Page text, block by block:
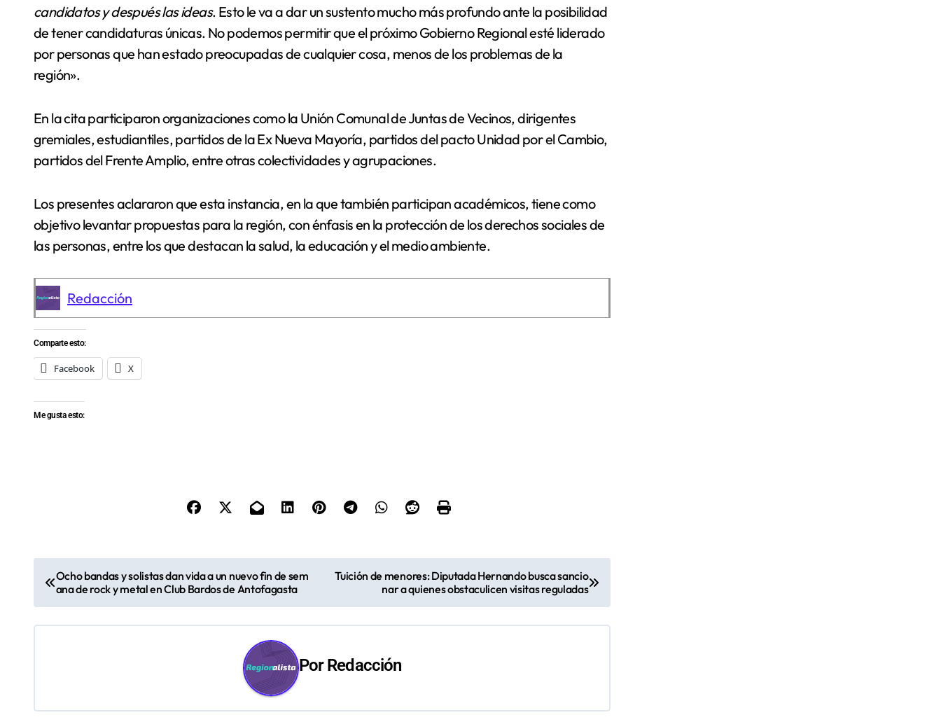
candidatos y después las ideas. Esto le va a dar un sustento mucho más profundo ante la posibilidad
de tener candidaturas únicas. No podemos permitir que el próximo Gobierno Regional esté liderado
por personas que han estado preocupadas de cualquier cosa, menos de los problemas de la
región».
En la cita participaron organizaciones como la Unión Comunal de Juntas de Vecinos, dirigentes
gremiales, estudiantiles, partidos de la Ex Nueva Mayoría, partidos del pacto Unidad por el Cambio,
partidos del Frente Amplio, entre otras colectividades y agrupaciones.
Los presentes aclararon que esta instancia, en la que también participan académicos, tiene como
objetivo levantar propuestas para la región, con énfasis en la protección de los derechos sociales de
las personas, entre los que destacan la salud, la educación y el medio ambiente.
Redacción
Comparte esto:
Facebook X
Me gusta esto:
a
v
a
Ocho bandas y solistas dan vida a un nuevo fin de sem
ana de rock y metal en Club Bardos de Antofagasta
Tuición de menores: Diputada Hernando busca sancio
nar a quienes obstaculicen visitas reguladas
PorRedacción